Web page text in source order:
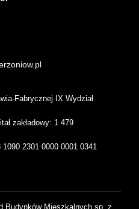
Fabrycznej IX Wydział
zakładowy: 1 479
2301 0000 0001 0341
Budynków Mieszkalnych sp. z